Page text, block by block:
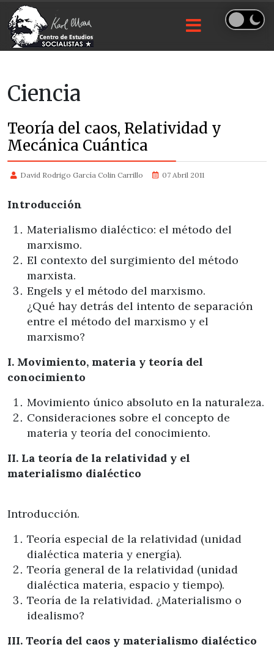
Ciencia
Teoría del caos, Relatividad y
Mecánica Cuántica
David Rodrigo García Colin Carrillo 07 Abril 2011
Introducción
Materialismo dialéctico: el método del
marxismo.
El contexto del surgimiento del método
marxista.
Engels y el método del marxismo.
¿Qué hay detrás del intento de separación
entre el método del marxismo y el
marxismo?
I. Movimiento, materia y teoría del
conocimiento
Movimiento único absoluto en la naturaleza.
Consideraciones sobre el concepto de
materia y teoría del conocimiento.
II. La teoría de la relatividad y el
materialismo dialéctico
Introducción.
Teoría especial de la relatividad (unidad
dialéctica materia y energía).
Teoría general de la relatividad (unidad
dialéctica materia, espacio y tiempo).
Teoría de la relatividad. ¿Materialismo o
idealismo?
III. Teoría del caos y materialismo dialéctico